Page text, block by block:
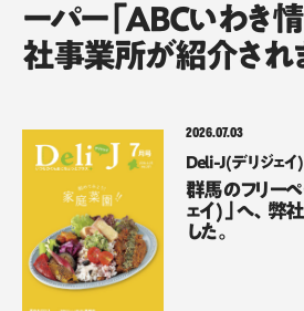
ーパー「ABCいわき
社事業所が紹介され
2026.07.03
Deli-J (デリジェイ)
群馬のフリー
ェイ) 」へ、弊
した。